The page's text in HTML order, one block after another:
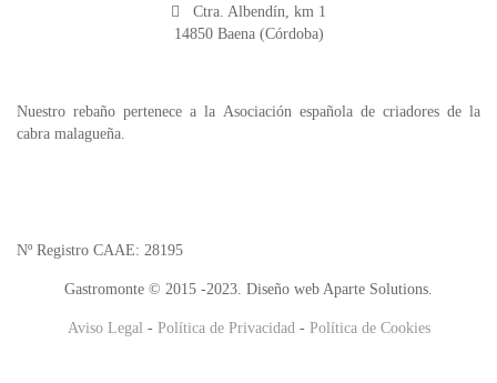
Ctra. Albendín, km 1
14850 Baena (Córdoba)
Nuestro rebaño pertenece a la Asociación española de criadores de la
cabra malagueña.
Nº Registro CAAE: 28195
Gastromonte © 2015 -2023. Diseño web Aparte Solutions.
Aviso Legal- Política de Privacidad- Política de Cookies